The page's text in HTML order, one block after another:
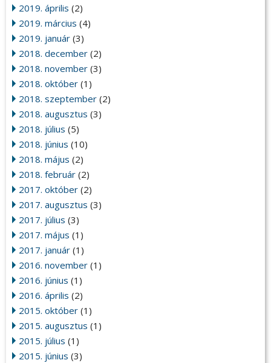
2019. április (2)
2019. március (4)
2019. január (3)
2018. december (2)
2018. november (3)
2018. október (1)
2018. szeptember (2)
2018. augusztus (3)
2018. július (5)
2018. június (10)
2018. május (2)
2018. február (2)
2017. október (2)
2017. augusztus (3)
2017. július (3)
2017. május (1)
2017. január (1)
2016. november (1)
2016. június (1)
2016. április (2)
2015. október (1)
2015. augusztus (1)
2015. július (1)
2015. június (3)